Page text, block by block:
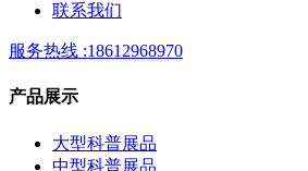
联系我们
服务热线 :18612968970
产品展示
大型科普展品
中型科普展品